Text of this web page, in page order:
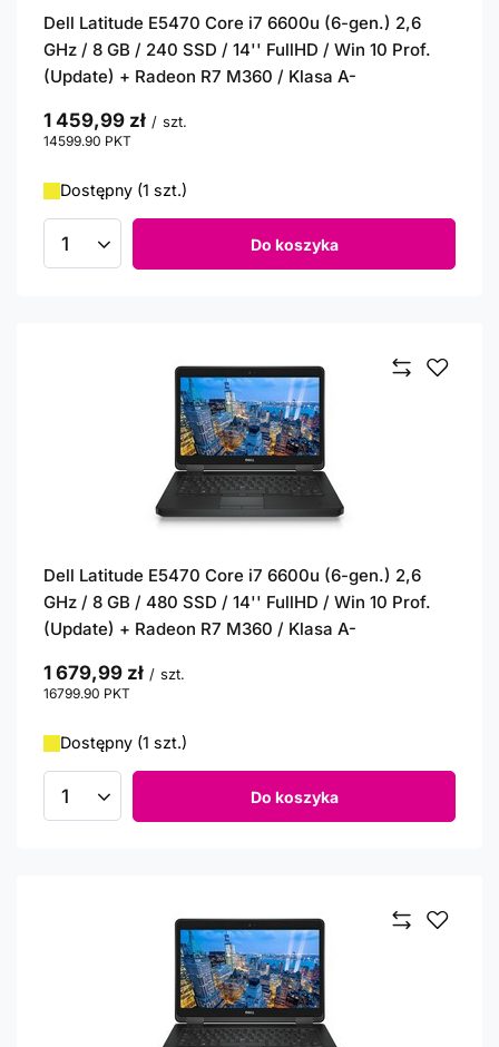
Dell Latitude E5470 Core i7 6600u (6-gen.) 2,6
GHz / 8 GB / 240 SSD / 14'' FullHD / Win 10 Prof.
(Update) + Radeon R7 M360 / Klasa A-
1 459,99 zł / szt.
14599.90 PKT
Dostępny (1 szt.)
Ilość produktów Do koszyka
Dell Latitude E5470 Core i7 6600u (6-gen.) 2,6
GHz / 8 GB / 480 SSD / 14'' FullHD / Win 10 Prof.
(Update) + Radeon R7 M360 / Klasa A-
1 679,99 zł / szt.
16799.90 PKT
Dostępny (1 szt.)
Ilość produktów Do koszyka